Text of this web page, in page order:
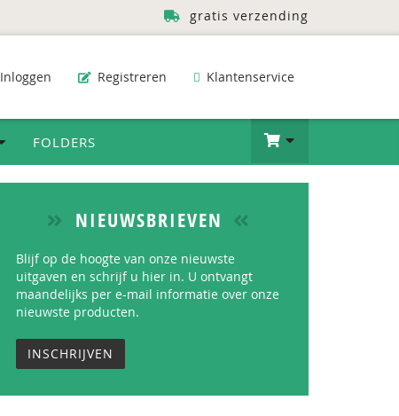
gratis verzending
Inloggen Registreren Klantenservice
FOLDERS
NIEUWSBRIEVEN
Blijf op de hoogte van onze nieuwste
uitgaven en schrijf u hier in. U ontvangt
maandelijks per e-mail informatie over onze
nieuwste producten.
INSCHRIJVEN